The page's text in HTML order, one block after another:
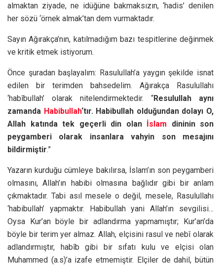
almaktan ziyade, ne idüğüne bakmaksızın, ‘hadis’ denilen
her sözü ‘örnek almak’tan dem vurmaktadır.
Sayın Ağırakça’nın, katılmadığım bazı tespitlerine değinmek
ve kritik etmek istiyorum.
Önce şuradan başlayalım: Rasulullah’a yaygın şekilde isnat
edilen bir terimden bahsedelim. Ağırakça Rasulullahı
‘habîbullah’ olarak nitelendirmektedir. “Resulullah aynı
zamanda Habibullah‘tır. Habibullah olduğundan dolayı O,
Allah katında tek geçerli din olan İslam dininin son
peygamberi olarak insanlara vahyin son mesajını
bildirmiştir.”
Yazarın kurduğu cümleye bakılırsa, İslam’ın son peygamberi
olmasını, Allah’ın habibi olmasına bağlıdır gibi bir anlam
çıkmaktadır. Tabi asıl mesele o değil, mesele, Rasulullahı
‘habibullah’ yapmaktır. Habibullah yani Allah’ın sevgilisi…
Oysa Kur’an böyle bir adlandırma yapmamıştır; Kur’an’da
böyle bir terim yer almaz. Allah, elçisini rasul ve nebî olarak
adlandırmıştır, habîb gibi bir sıfatı kulu ve elçisi olan
Muhammed (a.s)’a izafe etmemiştir. Elçiler de dahil, bütün